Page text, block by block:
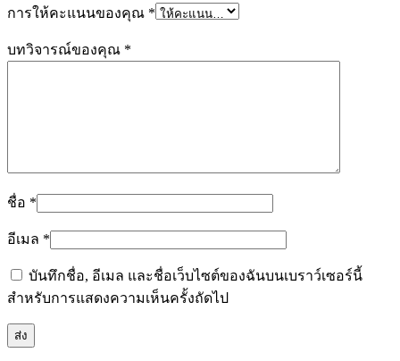
การให้คะแนนของคุณ *
บทวิจารณ์ของคุณ *
ชื่อ *
อีเมล *
บันทึกชื่อ, อีเมล และชื่อเว็บไซต์ของฉันบนเบราว์เซอร์นี้
สำหรับการแสดงความเห็นครั้งถัดไป